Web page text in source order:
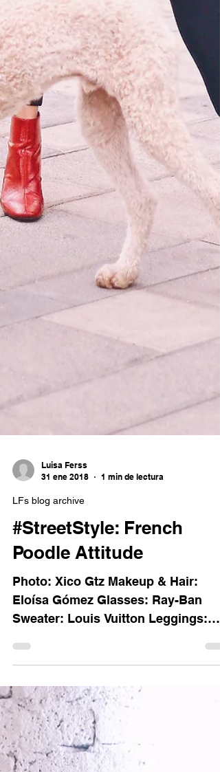
Luisa Ferss
#StreetStyle: French
Poodle Attitude
Photo: Xico Gtz Makeup & Hair:
Eloísa Gómez Glasses: Ray-Ban
Sweater: Louis Vuitton Leggings:
Zara Bag: Louis Vuitton Boots: Zara